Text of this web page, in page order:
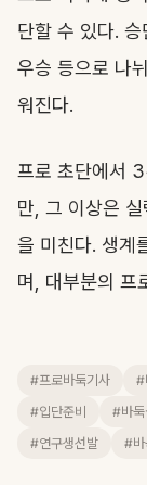
단할 수 있다.
우승 등으로 나
워진다.
프로 초단에서
만, 그 이상은
을 미친다. 생계
며, 대부분의 프
#프로바둑기사 #
#입단준비
#바둑
#연구생선발
#바